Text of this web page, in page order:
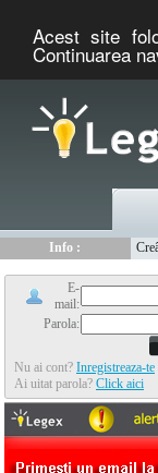
Acest site
Continuarea
Info :
E-
mail:
Parola:
Nu ai cont? Inregistreaza-te
Ai uitat parola? Click aici